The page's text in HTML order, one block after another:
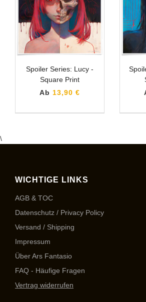
Spoiler Series: Lucy -
Square Print
Ab 13,90 €
\
WICHTIGE LINKS
AGB & TOC
Datenschutz / Privacy Policy
Versand / Shipping
Impressum
Über Ars Fantasio
FAQ - Häufige Fragen
Vertrag widerrufen